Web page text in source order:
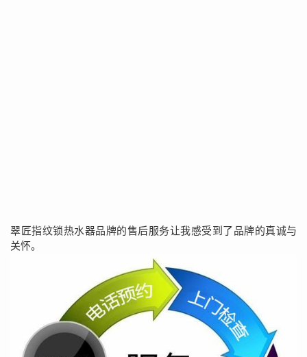
翠匠指纹锁热水器品牌的售后服务让我感受到了品牌的真诚与
关怀。